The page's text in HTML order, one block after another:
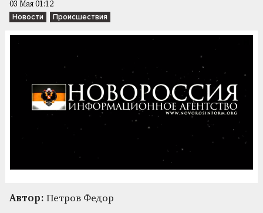
03 Мая 01:12
Новости Происшествия
Автор: Петров Федор